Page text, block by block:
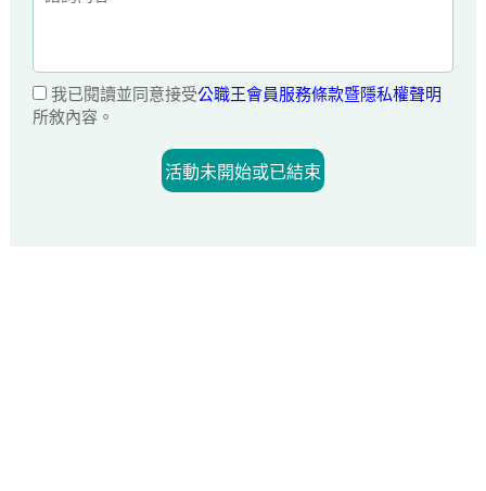
我已閱讀並同意接受公職王會員服務條款暨隱私權聲明
所敘內容。
活動未開始或已結束